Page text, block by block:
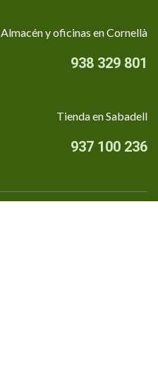
Almacén y oficinas en Cornellà
938 329 801
Tienda en Sabadell
937 100 236